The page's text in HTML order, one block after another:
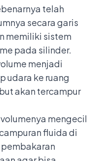
telah
secara garis
memiliki sistem
pada silinder.
menjadi
udara ke ruang
akan tercampur
mengecil
fluida di